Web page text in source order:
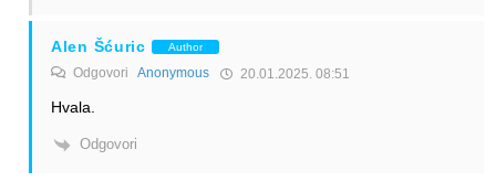
Alen Šćuric Author
Odgovori Anonymous 20.01.2025. 08:51
Hvala.
Odgovori